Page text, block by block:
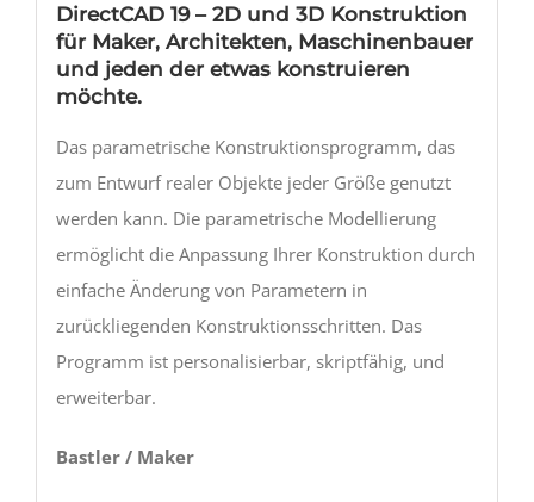
DirectCAD 19 – 2D und 3D Konstruktion
für Maker, Architekten, Maschinenbauer
und jeden der etwas konstruieren
möchte.
Das parametrische Konstruktionsprogramm, das
zum Entwurf realer Objekte jeder Größe genutzt
werden kann. Die parametrische Modellierung
ermöglicht die Anpassung Ihrer Konstruktion durch
einfache Änderung von Parametern in
zurückliegenden Konstruktionsschritten. Das
Programm ist personalisierbar, skriptfähig, und
erweiterbar.
Bastler / Maker